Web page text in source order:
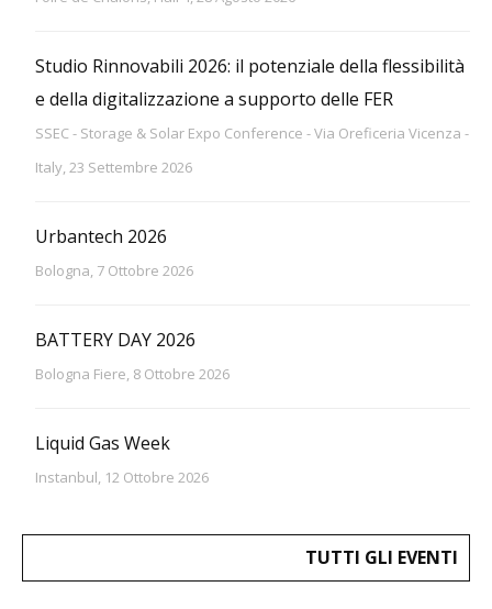
Studio Rinnovabili 2026: il potenziale della flessibilità
e della digitalizzazione a supporto delle FER
SSEC - Storage & Solar Expo Conference - Via Oreficeria Vicenza -
Italy, 23 Settembre 2026
Urbantech 2026
Bologna, 7 Ottobre 2026
BATTERY DAY 2026
Bologna Fiere, 8 Ottobre 2026
Liquid Gas Week
Instanbul, 12 Ottobre 2026
TUTTI GLI EVENTI